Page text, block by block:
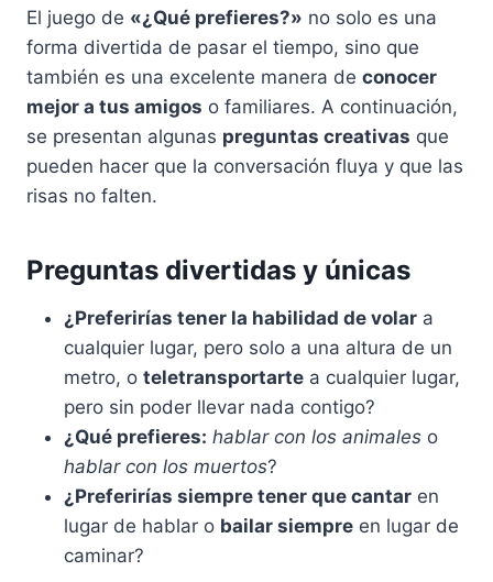
El juego de «¿Qué prefieres?» no solo es una
forma divertida de pasar el tiempo, sino que
también es una excelente manera de conocer
mejor a tus amigos o familiares. A continuación,
se presentan algunas preguntas creativas que
pueden hacer que la conversación fluya y que las
risas no falten.
Preguntas divertidas y únicas
¿Preferirías tener la habilidad de volar a
cualquier lugar, pero solo a una altura de un
metro, o teletransportarte a cualquier lugar,
pero sin poder llevar nada contigo?
¿Qué prefieres: hablar con los animales o
hablar con los muertos?
¿Preferirías siempre tener que cantar en
lugar de hablar o bailar siempre en lugar de
caminar?